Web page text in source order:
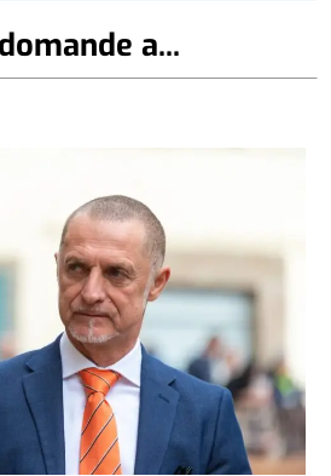
a...